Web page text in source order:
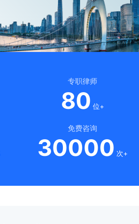
专职律师
80 位+
免费咨询
30000 次+